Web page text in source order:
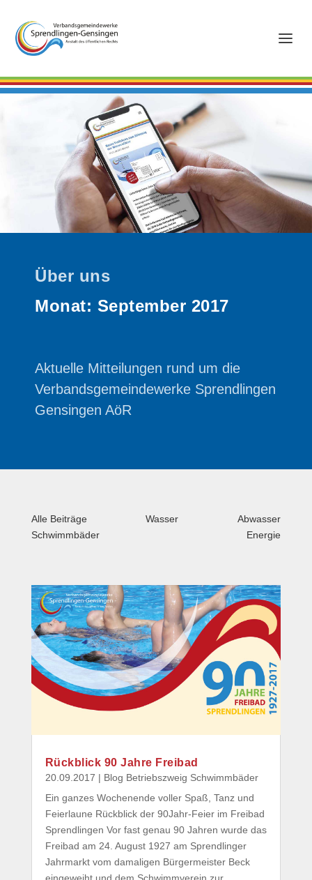
Über uns
Monat: September 2017
Aktuelle Mitteilungen rund um die
Verbandsgemeindewerke Sprendlingen
Gensingen AöR
Alle Beiträge Wasser
Abwasser
Schwimmbäder
Energie
Rückblick 90 Jahre Freibad
20.09.2017 | Blog Betriebszweig Schwimmbäder
Ein ganzes Wochenende voller Spaß, Tanz und
Feierlaune Rückblick der 90Jahr-Feier im Freibad
Sprendlingen Vor fast genau 90 Jahren wurde das
Freibad am 24. August 1927 am Sprendlinger
Jahrmarkt vom damaligen Bürgermeister Beck